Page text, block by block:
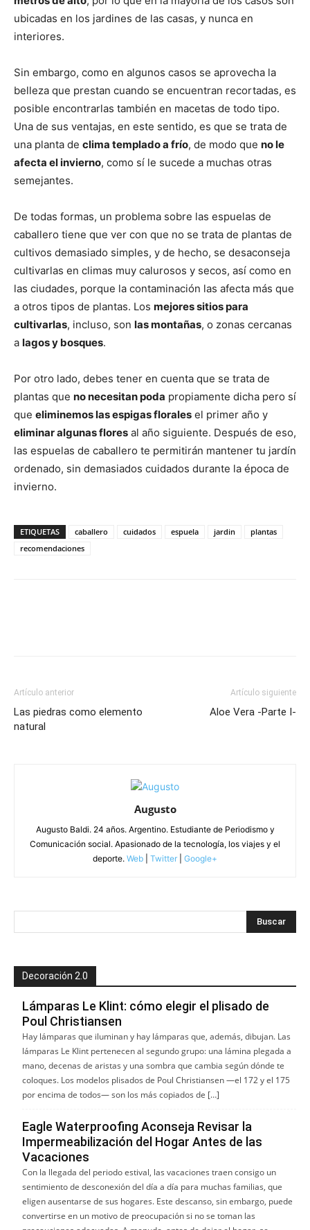
ubicadas en los jardines de las casas, y nunca en
interiores.
Sin embargo, como en algunos casos se aprovecha la
belleza que prestan cuando se encuentran recortadas, es
posible encontrarlas también en macetas de todo tipo.
Una de sus ventajas, en este sentido, es que se trata de
una planta de clima templado a frío, de modo que no le
afecta el invierno, como sí le sucede a muchas otras
semejantes.
De todas formas, un problema sobre las espuelas de
caballero tiene que ver con que no se trata de plantas de
cultivos demasiado simples, y de hecho, se desaconseja
cultivarlas en climas muy calurosos y secos, así como en
las ciudades, porque la contaminación las afecta más que
a otros tipos de plantas. Los mejores sitios para
cultivarlas, incluso, son las montañas, o zonas cercanas
a lagos y bosques.
Por otro lado, debes tener en cuenta que se trata de
plantas que no necesitan poda propiamente dicha pero sí
que eliminemos las espigas florales el primer año y
eliminar algunas flores al año siguiente. Después de eso,
las espuelas de caballero te permitirán mantener tu jardín
ordenado, sin demasiados cuidados durante la época de
invierno.
ETIQUETAS caballero cuidados espuela jardin
plantas
recomendaciones
Artículo anterior
Las piedras como elemento
natural
Artículo siguiente
Aloe Vera -Parte I-
Augusto
Augusto Baldi. 24 años. Argentino. Estudiante de Periodismo y
Comunicación social. Apasionado de la tecnología, los viajes y el
deporte. Web Twitter Google+
Decoración 2.0
Lámparas Le Klint: cómo elegir el plisado de
Poul Christiansen
Hay lámparas que iluminan y hay lámparas que, además, dibujan. Las
lámparas Le Klint pertenecen al segundo grupo: una lámina plegada a
mano, decenas de aristas y una sombra que cambia según dónde te
coloques. Los modelos plisados de Poul Christiansen —el 172 y el 175
por encima de todos— son los más copiados de […]
Eagle Waterproofing Aconseja Revisar la
Impermeabilización del Hogar Antes de las
Vacaciones
Con la llegada del periodo estival, las vacaciones traen consigo un
sentimiento de desconexión del día a día para muchas familias, que
eligen ausentarse de sus hogares. Este descanso, sin embargo, puede
convertirse en un motivo de preocupación si no se toman las